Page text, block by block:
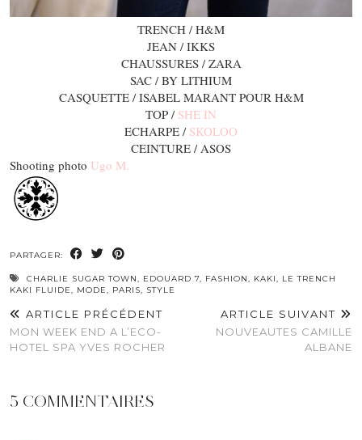
TRENCH / H&M
JEAN / IKKS
CHAUSSURES / ZARA
SAC / BY LITHIUM
CASQUETTE / ISABEL MARANT POUR H&M
TOP / SHE IN
ECHARPE / SKOLOO
CEINTURE / ASOS
Shooting photo Ugo M.
PARTAGER:
CHARLIE SUGAR TOWN, EDOUARD 7, FASHION, KAKI, LE TRENCH
KAKI FLUIDE, MODE, PARIS, STYLE
ARTICLE PRÉCÉDENT
MON WEEK END A L’ECO-
HOTEL SPA YVES ROCHER
ARTICLE SUIVANT
NOUVEAUTES CAMILLE
ALBANE
5 COMMENTAIRES